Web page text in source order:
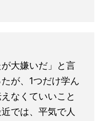
大嫌いだ」と言
が、1つだけ学ん
なくていいこと
では、平気で人